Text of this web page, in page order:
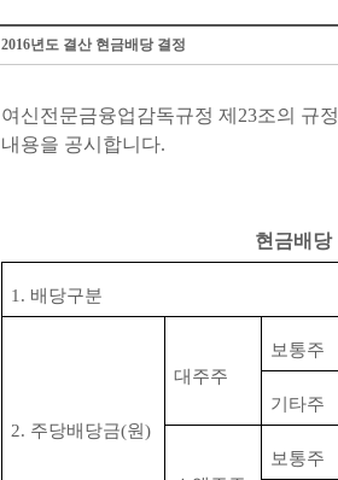
2016년도 결산 현금배당 결정
여신전문금융업감독규정 제 23조의 규
내용을 공시합니다.
현금배당
1. 배당구분
2. 주당배당금(원)
대주주
보통주
기타주
보통주